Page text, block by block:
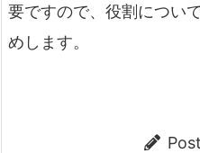
要ですので、役割につい
めします。